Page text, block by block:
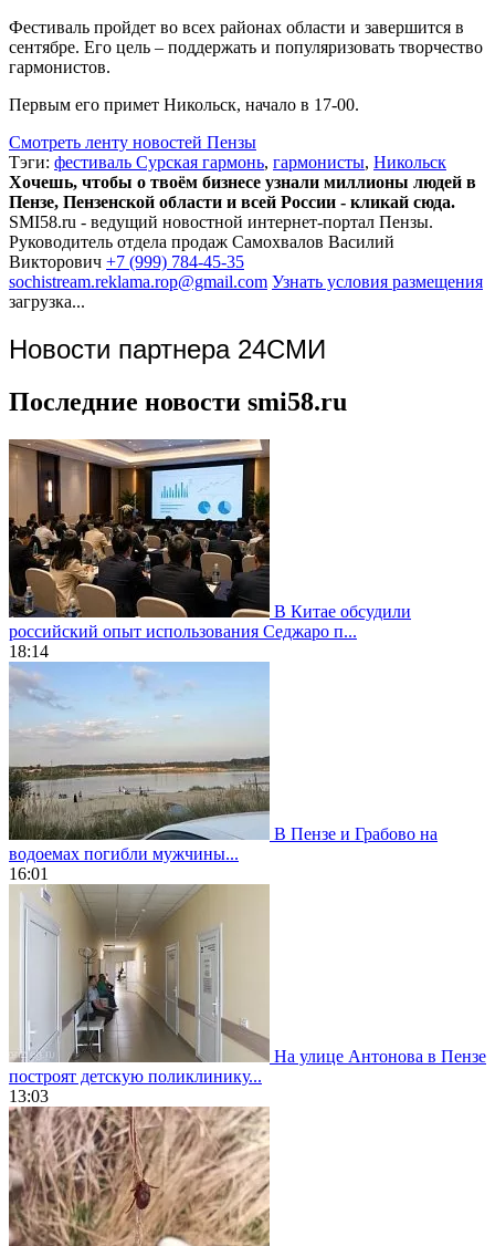
Фестиваль пройдет во всех районах области и завершится в
сентябре. Его цель – поддержать и популяризовать творчество
гармонистов.
Первым его примет Никольск, начало в 17-00.
Смотреть ленту новостей Пензы
Тэги: фестиваль Сурская гармонь, гармонисты, Никольск
Хочешь, чтобы о твоём бизнесе узнали миллионы людей в
Пензе, Пензенской области и всей России - кликай сюда.
SMI58.ru - ведущий новостной интернет-портал Пензы.
Руководитель отдела продаж Самохвалов Василий
Викторович +7 (999) 784-45-35
sochistream.reklama.rop@gmail.com Узнать условия размещения
загрузка...
Новости партнера 24СМИ
Последние новости smi58.ru
В Китае обсудили
российский опыт использования Седжаро п...
18:14
В Пензе и Грабово на
водоемах погибли мужчины...
16:01
На улице Антонова в Пензе
построят детскую поликлинику...
13:03